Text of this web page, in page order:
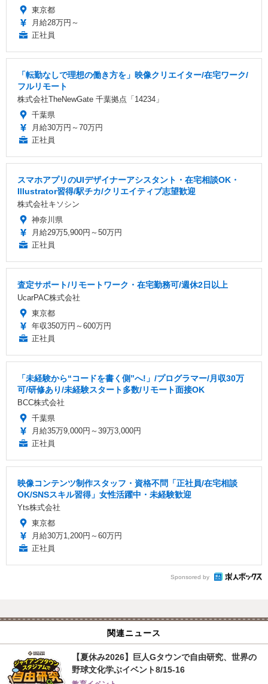
東京都
月給28万円～
正社員
「転勤なしで理想の働き方を」映像クリエイター/在宅ワーク/
フルリモート
株式会社TheNewGate 千葉拠点「14234」
千葉県
月給30万円～70万円
正社員
スマホアプリのUIデザイナーアシスタント・在宅相談OK・
Illustrator習得/駅チカ/クリエイティブ志望歓迎
株式会社キソシン
神奈川県
月給29万5,900円～50万円
正社員
査定サポート/リモートワーク・在宅勤務可/週休2日以上
UcarPAC株式会社
東京都
年収350万円～600万円
正社員
「未経験から“コードを書く側”へ!」/プログラマー/月収30万
可/研修あり/未経験スタート多数/リモート面接OK
BCC株式会社
千葉県
月給35万9,000円～39万3,000円
正社員
映像コンテンツ制作スタッフ・資格不問「正社員/在宅相談
OK/SNSスキル習得」女性活躍中・未経験歓迎
Yts株式会社
東京都
月給30万1,200円～60万円
正社員
Sponsored by
関連ニュース
【夏休み2026】巨人Gタウンで自由研究、世界の
野球文化学ぶイベント8/15-16